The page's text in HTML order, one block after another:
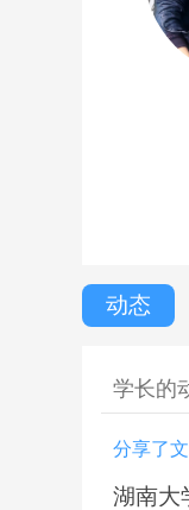
动态
学长的
分享了
湖南大